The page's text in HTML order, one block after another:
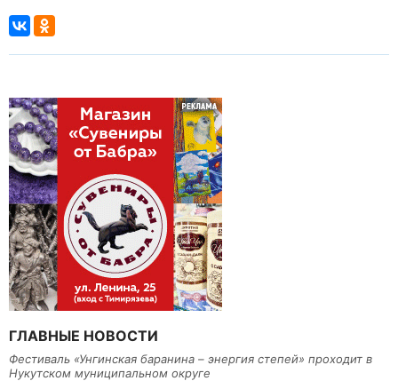
ГЛАВНЫЕ НОВОСТИ
Фестиваль «Унгинская баранина – энергия степей» проходит в
Нукутском муниципальном округе